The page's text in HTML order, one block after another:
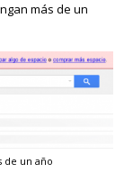
más de un
de un año